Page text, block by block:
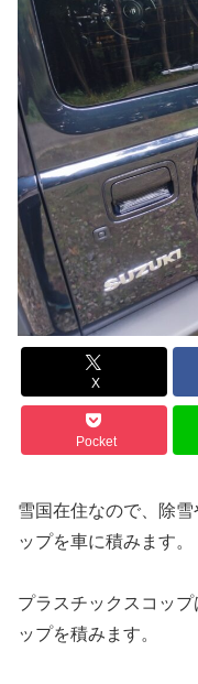
X
Pocket
雪国在住なので、除
ップを車に積みます。
プラスチックスコッ
ップを積みます。